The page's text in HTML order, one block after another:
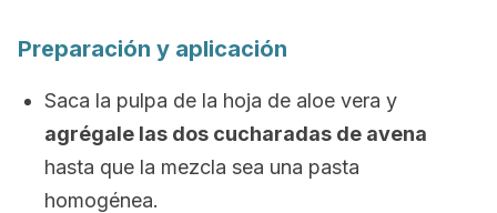
Preparación y aplicación
Saca la pulpa de la hoja de aloe vera y
agrégale las dos cucharadas de avena
hasta que la mezcla sea una pasta
homogénea.